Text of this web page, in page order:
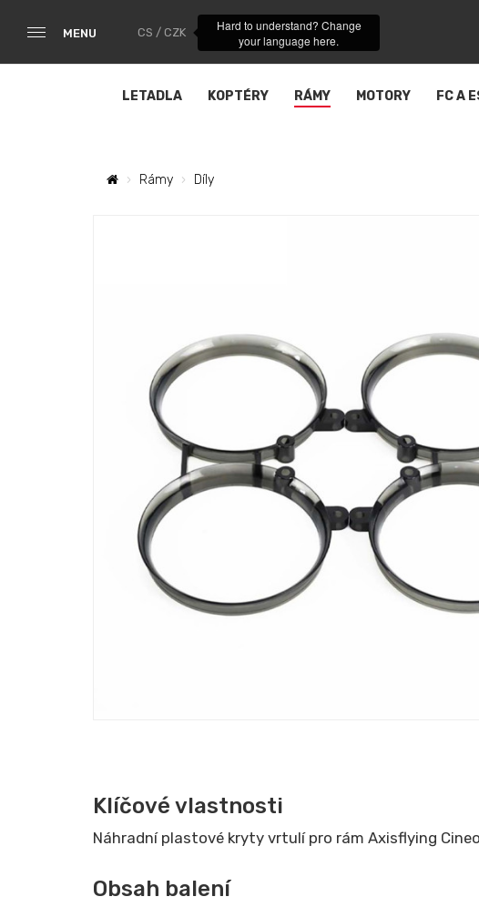
MENU CS / CZK
Hard to understand? Change
your language here.
LETADLA KOPTÉRY RÁMY MOTORY FC A
Rámy Díly
Klíčové vlastnosti
Náhradní plastové kryty vrtulí pro rám Axisflying
Obsah balení